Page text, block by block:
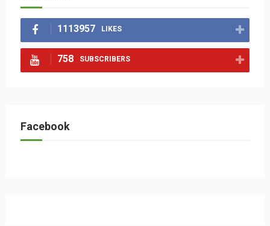
1113957 LIKES
758 SUBSCRIBERS
Facebook